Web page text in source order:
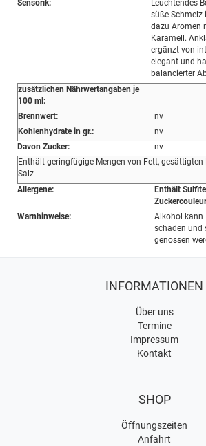
Sensorik:
Leuchtendes
süße Schmelz
dazu Aromen
Karamell.
ergänzt von
elegant und
balancierter
zusätzlichen Nährwertangaben je
100 ml:
Brennwert:
nv
Kohlenhydrate in gr.:
nv
Davon Zucker:
nv
Enthält geringfügige Mengen von Fett, gesättigten
Salz
Allergene:
Enthält
Zuckercouleur
Warnhinweise:
Alkohol kann
schaden und
genossen
INFORMATIONEN
Über uns
Termine
Impressum
Kontakt
SHOP
Öffnungszeiten
Anfahrt